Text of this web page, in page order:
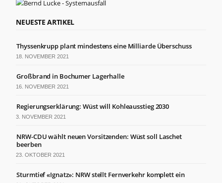
NEUESTE ARTIKEL
Thyssenkrupp plant mindestens eine Milliarde Überschuss
18. NOVEMBER 2021
Großbrand in Bochumer Lagerhalle
16. NOVEMBER 2021
Regierungserklärung: Wüst will Kohleausstieg 2030
3. NOVEMBER 2021
NRW-CDU wählt neuen Vorsitzenden: Wüst soll Laschet
beerben
23. OKTOBER 2021
Sturmtief «Ignatz»: NRW stellt Fernverkehr komplett ein
Verhalten beim
Website mitteilen,
personalisierte
Inhalte und
sehen.